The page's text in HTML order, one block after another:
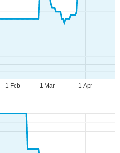
1 Feb 1 Mar 1 Apr